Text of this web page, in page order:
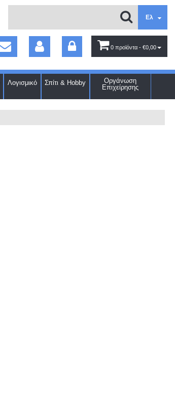
Ελ
0 προϊόντα - €0,00
Λογισμικό Σπίτι & Hobby
Οργάνωση
Επιχείρησης